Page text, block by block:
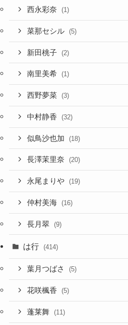
西永彩奈 (1)
菜那セシル (5)
新田桃子 (2)
南里美希 (1)
西野夢菜 (3)
中村静香 (32)
似鳥沙也加 (18)
長澤茉里奈 (20)
永尾まりや (19)
仲村美海 (16)
長月翠 (9)
は行 (414)
葉月つばさ (5)
花咲楓香 (5)
蓬莱舞 (11)